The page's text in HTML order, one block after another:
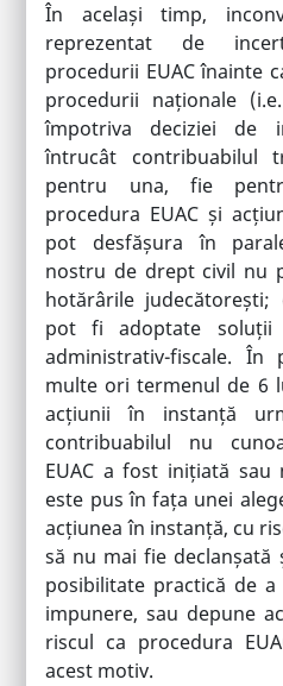
În același timp,
reprezentat de
procedurii EUAC înainte
procedurii naționale
împotriva deciziei de
întrucât contribuabilul
pentru una, fie
procedura EUAC și
pot desfășura în
nostru de drept civil nu
hotărârile
pot fi adoptate soluții
administrativ-fiscale.
multe ori termenul de 6
acțiunii în instanță
contribuabilul nu
EUAC a fost inițiată sau
este pus în fața unei
acțiunea în instanță, cu
să nu mai fie
posibilitate practică de
impunere, sau depune
riscul ca procedura
acest motiv.